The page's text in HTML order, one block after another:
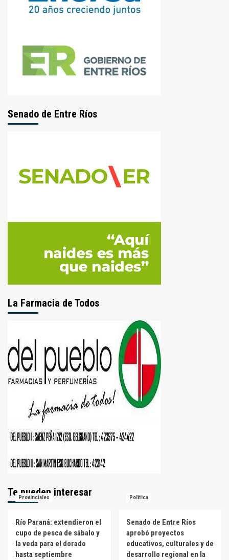
Senado de Entre Ríos
La Farmacia de Todos
Te pueden interesar
Provinciales
Río Paraná: extendieron el
cupo de pesca de sábalo y
la veda para el dorado
hasta septiembre
Política
Senado de Entre Ríos
aprobó proyectos
educativos, culturales y de
desarrollo regional en la